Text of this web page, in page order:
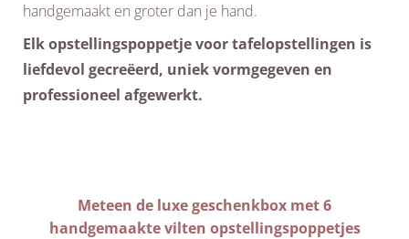
handgemaakt en groter dan je hand.
Elk opstellingspoppetje voor tafelopstellingen is
liefdevol gecreëerd, uniek vormgegeven en
professioneel afgewerkt.
Meteen de luxe geschenkbox met 6
handgemaakte vilten opstellingspoppetjes